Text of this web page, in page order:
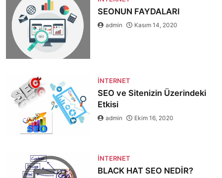
SEONUN FAYDALARI
admin Kasım 14, 2020
İNTERNET
SEO ve Sitenizin Üzerindeki
Etkisi
admin Ekim 16, 2020
İNTERNET
BLACK HAT SEO NEDİR?